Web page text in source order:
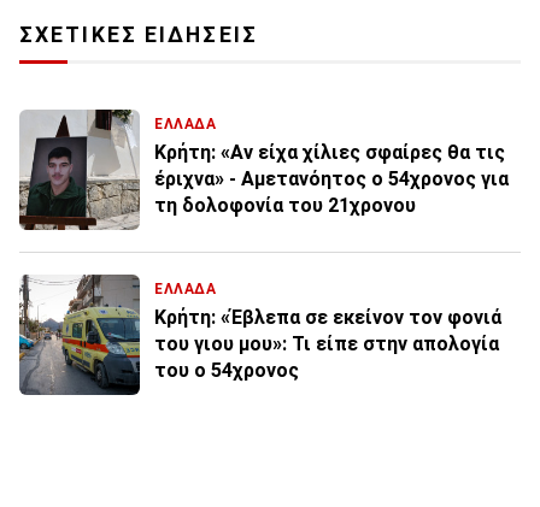
ΣΧΕΤΙΚΕΣ ΕΙΔΗΣΕΙΣ
ΕΛΛΑΔΑ
Κρήτη: «Αν είχα χίλιες σφαίρες θα τις
έριχνα» - Αμετανόητος ο 54χρονος για
τη δολοφονία του 21χρονου
ΕΛΛΑΔΑ
Κρήτη: «Έβλεπα σε εκείνον τον φονιά
του γιου μου»: Τι είπε στην απολογία
του ο 54χρονος